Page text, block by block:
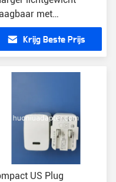
met
bescherming
Krijg Beste Prijs
US Plug